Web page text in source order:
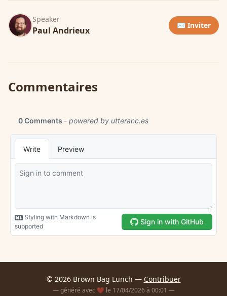
Speaker
Paul Andrieux ✉️ Inviter
Commentaires
© 2026 Brown Bag Lunch — Contribuer
— généré avec ❤️ le 17/04/2026 à 00:01 —